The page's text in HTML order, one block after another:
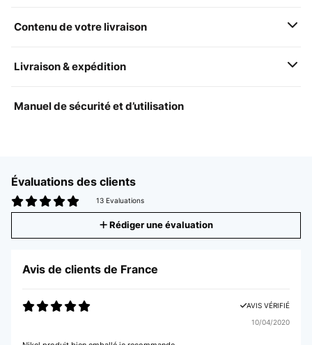
Contenu de votre livraison
Livraison & expédition
Manuel de sécurité et d’utilisation
Évaluations des clients
13 Evaluations
Rédiger une évaluation
Avis de clients de France
AVIS VÉRIFIÉ
10/04/2020